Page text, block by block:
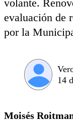
volante.
evaluación de
por la
14
Moisés